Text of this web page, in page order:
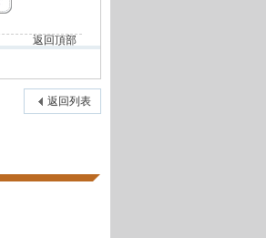
返回頂部
返回列表